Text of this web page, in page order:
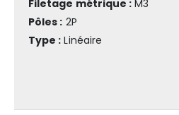
Filetage métrique : M3
Pôles : 2P
Type : Linéaire